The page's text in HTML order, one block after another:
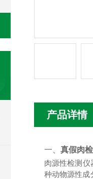
产品详情
一、 真假肉
肉源性检测
种动物源性成